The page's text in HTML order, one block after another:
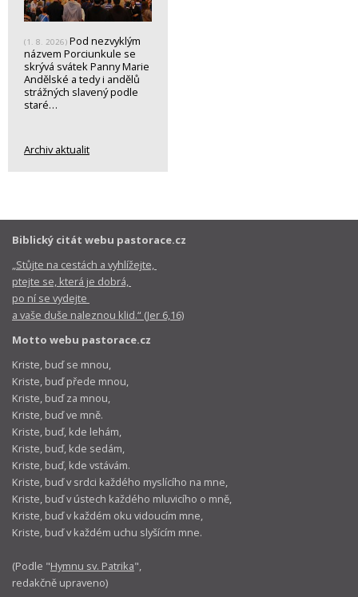
(1. 8. 2026) Pod nezvyklým
názvem Porciunkule se
skrývá svátek Panny Marie
Andělské a tedy i andělů
strážných slavený podle
staré…
Archiv aktualit
Biblický citát webu pastorace.cz
„Stůjte na cestách a vyhlížejte,
ptejte se, která je dobrá,
po ní se vydejte
a vaše duše naleznou klid.“ (Jer 6,16)
Motto webu pastorace.cz
Kriste, buď se mnou,
Kriste, buď přede mnou,
Kriste, buď za mnou,
Kriste, buď ve mně.
Kriste, buď, kde lehám,
Kriste, buď, kde sedám,
Kriste, buď, kde vstávám.
Kriste, buď v srdci každého myslícího na mne,
Kriste, buď v ústech každého mluvicího o mně,
Kriste, buď v každém oku vidoucím mne,
Kriste, buď v každém uchu slyšícím mne.
(Podle "Hymnu sv. Patrika",
redakčně upraveno)